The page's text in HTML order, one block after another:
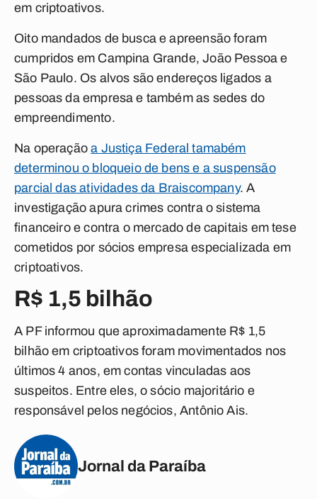
em criptoativos.
Oito mandados de busca e apreensão foram
cumpridos em Campina Grande, João Pessoa e
São Paulo. Os alvos são endereços ligados a
pessoas da empresa e também as sedes do
empreendimento.
Na operaçãoa Justiça Federal tamabém
determinou o bloqueio de bens e a suspensão
parcial das atividades da Braiscompany. A
investigação apura crimes contra o sistema
financeiro e contra o mercado de capitais em tese
cometidos por sócios empresa especializada em
criptoativos.
R$ 1,5 bilhão
A PF informou que aproximadamente R$ 1,5
bilhão em criptoativos foram movimentados nos
últimos 4 anos, em contas vinculadas aos
suspeitos. Entre eles, o sócio majoritário e
responsável pelos negócios, Antônio Ais.
Jornal da Paraíba